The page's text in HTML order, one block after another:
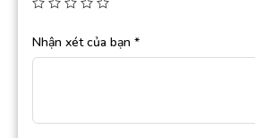
Nhận xét của bạn *